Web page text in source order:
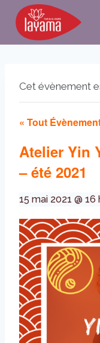
Aller
contenu
Cet évènement
« Tout
Atelier Yin
– été 2021
15 mai 2021 @ 16